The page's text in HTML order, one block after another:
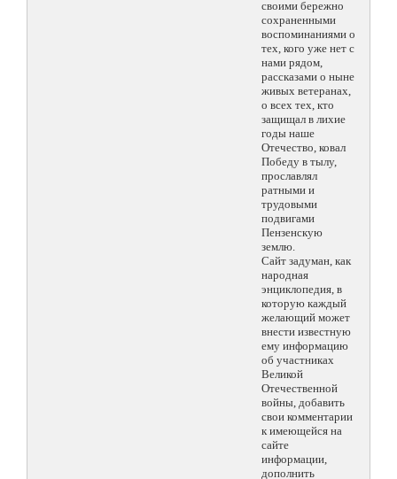
своими бережно
сохраненными
воспоминаниями о
тех, кого уже нет с
нами рядом,
рассказами о ныне
живых ветеранах,
о всех тех, кто
защищал в лихие
годы наше
Отечество, ковал
Победу в тылу,
прославлял
ратными и
трудовыми
подвигами
Пензенскую
землю.
Сайт задуман, как
народная
энциклопедия, в
которую каждый
желающий может
внести известную
ему информацию
об участниках
Великой
Отечественной
войны, добавить
свои комментарии
к имеющейся на
сайте
информации,
дополнить